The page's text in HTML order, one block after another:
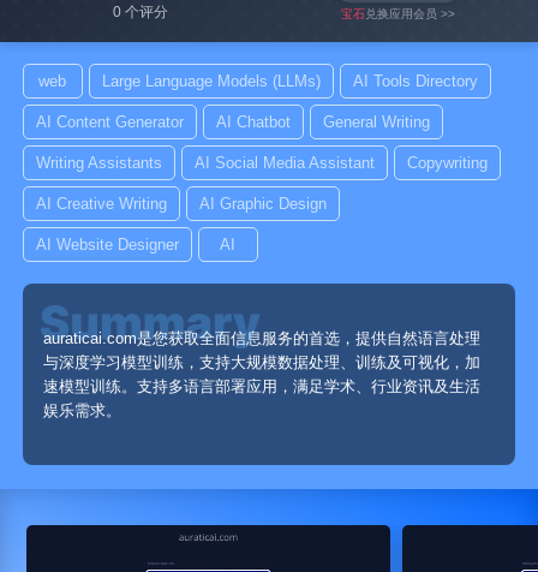
0 个评分 宝石兑换应用会员 >>
web Large Language Models (LLMs) AI Tools Directory
AI Content Generator AI Chatbot General Writing
Writing Assistants AI Social Media Assistant Copywriting
AI Creative Writing AI Graphic Design
AI Website Designer AI
auraticai.com是您获取全面信息服务的首选，提供自然语言处理
与深度学习模型训练，支持大规模数据处理、训练及可视化，加
速模型训练。支持多语言部署应用，满足学术、行业资讯及生活
娱乐需求。